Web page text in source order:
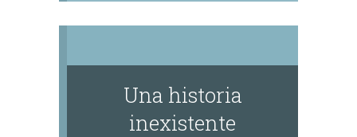
Una historia
inexistente